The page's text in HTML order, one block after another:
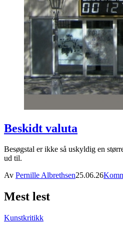
Beskidt valuta
Besøgstal er ikke så uskyldig en
ud til.
Av Pernille Albrethsen25.06.26
Mest lest
Kunstkritikk